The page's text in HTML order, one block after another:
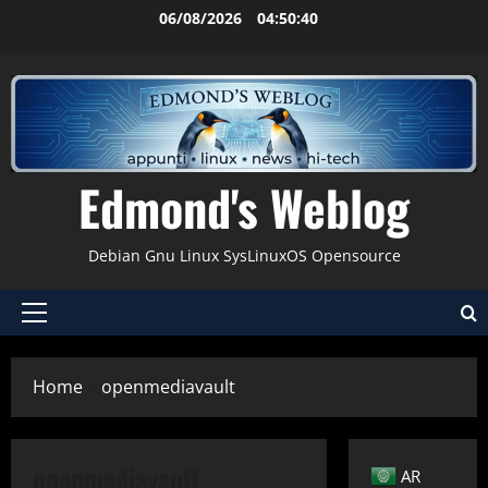
06/08/2026 04:50:41
Edmond's Weblog
Debian Gnu Linux SysLinuxOS Opensource
Menu
Home openmediavault
Applicazioni
AR